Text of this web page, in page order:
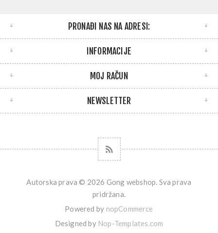
PRONAĐI NAS NA ADRESI:
INFORMACIJE
MOJ RAČUN
NEWSLETTER
Autorska prava © 2026 Gong webshop. Sva prava
pridržana.
Powered by nopCommerce
Designed by Nop-Templates.com